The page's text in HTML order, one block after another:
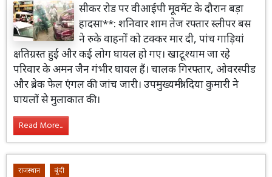
सीकर रोड पर वीआईपी मूवमेंट के दौरान बड़ा
हादसा**: शनिवार शाम तेज रफ्तार स्लीपर बस
ने रुके वाहनों को टक्कर मार दी, पांच गाड़ियां
क्षतिग्रस्त हुईं और कई लोग घायल हो गए। खाटूश्याम जा रहे
परिवार के अमन जैन गंभीर घायल हैं। चालक गिरफ्तार, ओवरस्पीड
और ब्रेक फेल एंगल की जांच जारी। उपमुख्यमंत्री दिया कुमारी ने
घायलों से मुलाकात की।
Read More...
राजस्थान बूंदी